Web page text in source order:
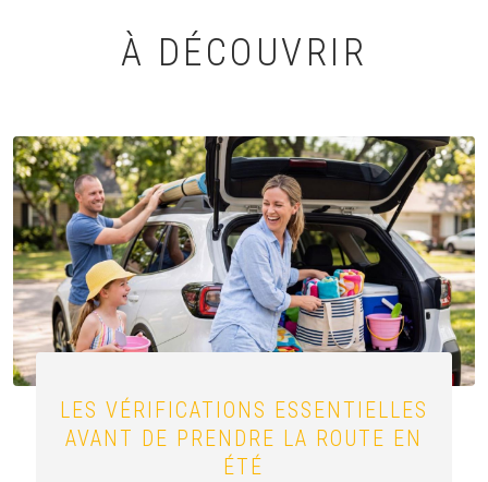
À DÉCOUVRIR
LES VÉRIFICATIONS ESSENTIELLES
AVANT DE PRENDRE LA ROUTE EN
ÉTÉ